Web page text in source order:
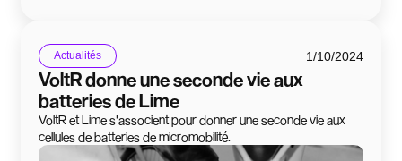
Actualités 1/10/2024
VoltR donne une seconde vie aux
batteries de Lime
VoltR et Lime s'associent pour donner une seconde vie aux
cellules de batteries de micromobilité.